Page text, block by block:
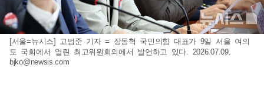
[서울=뉴시스] 고범준 기자 = 장동혁 국민의힘 대표가 9일 서울 여의
도 국회에서 열린 최고위원회의에서 발언하고 있다. 2026.07.09.
bjko@newsis.com